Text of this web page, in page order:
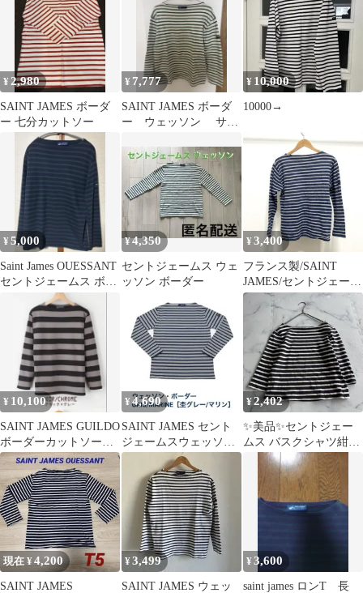
¥ 2,980
SAINT JAMES ボーダ
ー 七分カットソー
¥ 7,777
SAINT JAMES ボーダ
ー ウェッソン サイ
¥ 10,000
10000→
¥5,000
Saint James OUESSANT
セントジェームス ボー
¥ 4,350
セントジェームス ウェ
ッソン ボーダー
¥3,400
フランス製/SAINT
JAMES/セントジェーム
ス/ロゴ/カットソー/ボ
ーダー
¥ 10,100
SAINT JAMES GUILDO
ボーダーカットソー
NOIR/CHROME
¥ 4,690
SAINT JAMES セント
ジェームスウェッソ
ン・ボーダー
¥2,402
✨美品✨セントジェー
ムス バスクシャツ紺白
ロンT S tk96
現在 ¥4,200
SAINT JAMES
¥3,499
SAINT JAMES ウェッ
¥3,600
saint james ロンT 長